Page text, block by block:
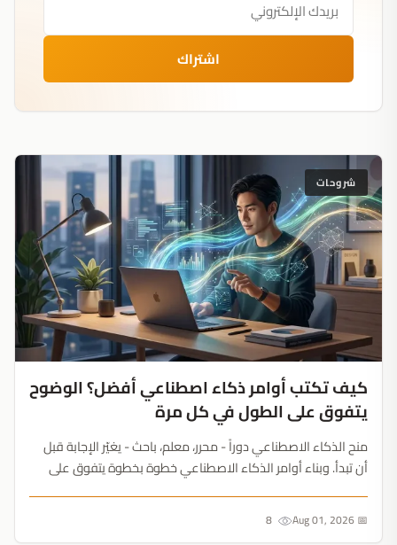
اشتراك
شروحات
كيف تكتب أوامر ذكاء اصطناعي أفضل؟ الوضوح
يتفوق على الطول في كل مرة
منح الذكاء الاصطناعي دوراً - محرر، معلم، باحث - يغيّر الإجابة قبل
أن تبدأ. وبناء أوامر الذكاء الاصطناعي خطوة بخطوة يتفوق على
📅 Aug 01, 2026